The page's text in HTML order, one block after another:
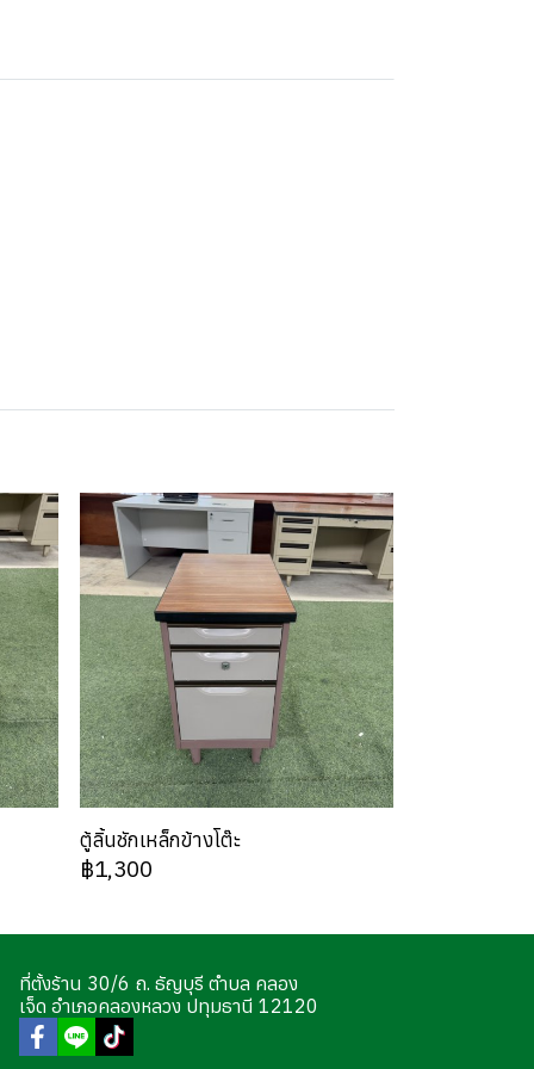
ตู้ลิ้นชักเหล็กข้างโต๊ะ
฿1,300
ที่ตั้งร้าน 30/6 ถ. ธัญบุรี ตำบล คลอง
เจ็ด อำเภอคลองหลวง ปทุมธานี 12120